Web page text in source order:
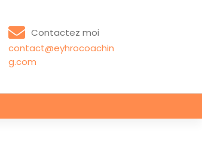
Contactez moi
contact@eyhrocoachin
g.com